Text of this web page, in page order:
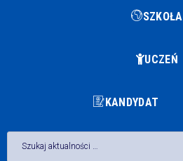
SZKOŁA
UCZEŃ
KANDYDAT